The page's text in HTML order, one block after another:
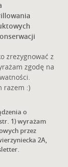
zrezygnować z
zgodę na
razem :)
o
1) wyrażam
przez
2A,